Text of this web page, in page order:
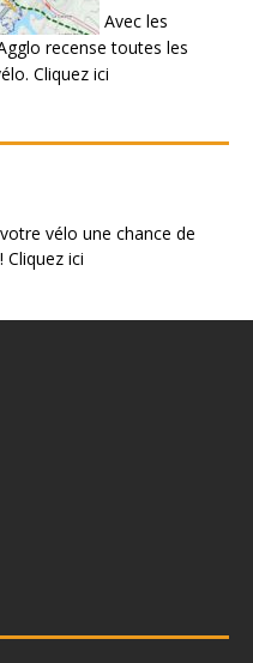
Avec les
recense toutes les
Cliquez ici
vélo une chance de
Cliquez ici